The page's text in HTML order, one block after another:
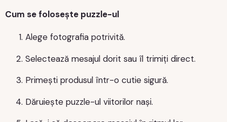
Cum se folosește puzzle-ul
Alege fotografia potrivită.
Selectează mesajul dorit sau îl trimiți direct.
Primești produsul într-o cutie sigură.
Dăruiește puzzle-ul viitorilor nași.